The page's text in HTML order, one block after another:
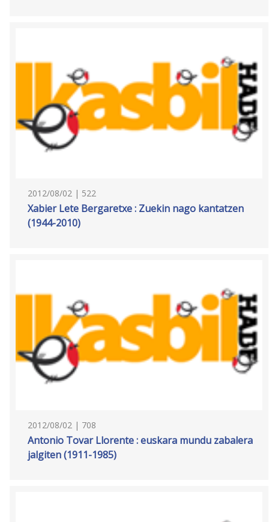
2012/08/02 | 522
Xabier Lete Bergaretxe : Zuekin nago kantatzen
(1944-2010)
2012/08/02 | 708
Antonio Tovar Llorente : euskara mundu zabalera
jalgiten (1911-1985)